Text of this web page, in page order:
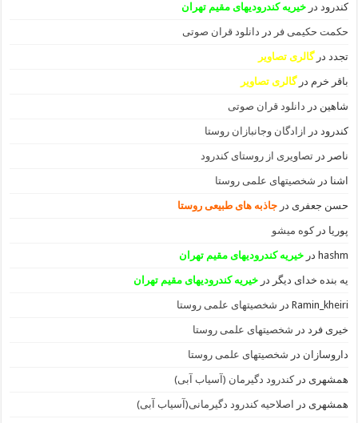
کندرود درخیریه کندرودیهای مقیم تهران
حکمت حکیمی فر در دانلود قران صوتی
تجدد درگالری تصاویر
باقر خرم درگالری تصاویر
شاهین در دانلود قران صوتی
کندرود در ازادگان وجانبازان روستا
ناصر درتصاویری از روستای کندرود
اشنا در شخصیتهای علمی روستا
حسن جعفری درجاذبه های طبیعی روستا
پوریا درکوه میشو
hashm درخیریه کندرودیهای مقیم تهران
یه بنده خدای دیگر درخیریه کندرودیهای مقیم تهران
Ramin_kheiri در شخصیتهای علمی روستا
خیری فرد در شخصیتهای علمی روستا
داروسازان در شخصیتهای علمی روستا
همشهری درکندرود دگیرمان (آسیاب آبی)
همشهری در اصلاحیه کندرود دگیرمانی(آسیاب آبی)